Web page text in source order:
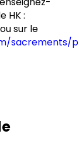
HK :
sur le
sacrements/